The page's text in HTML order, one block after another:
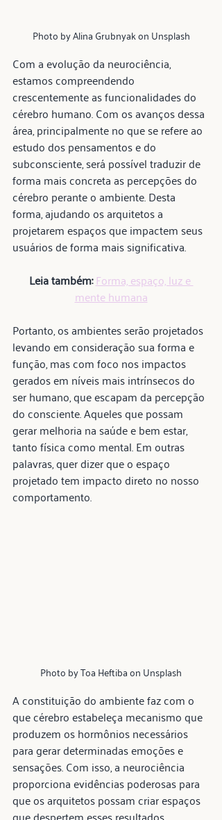
Photo by Alina Grubnyak on Unsplash
Com a evolução da neurociência,
estamos compreendendo
crescentemente as funcionalidades do
cérebro humano. Com os avanços dessa
área, principalmente no que se refere ao
estudo dos pensamentos e do
subconsciente, será possível traduzir de
forma mais concreta as percepções do
cérebro perante o ambiente. Desta
forma, ajudando os arquitetos a
projetarem espaços que impactem seus
usuários de forma mais significativa.
Leia também: Forma, espaço, luz e
mente humana
Portanto, os ambientes serão projetados
levando em consideração sua forma e
função, mas com foco nos impactos
gerados em níveis mais intrínsecos do
ser humano, que escapam da percepção
do consciente. Aqueles que possam
gerar melhoria na saúde e bem estar,
tanto física como mental. Em outras
palavras, quer dizer que o espaço
projetado tem impacto direto no nosso
comportamento.
Photo by Toa Heftiba on Unsplash
A constituição do ambiente faz com o
que cérebro estabeleça mecanismo que
produzem os hormônios necessários
para gerar determinadas emoções e
sensações. Com isso, a neurociência
proporciona evidências poderosas para
que os arquitetos possam criar espaços